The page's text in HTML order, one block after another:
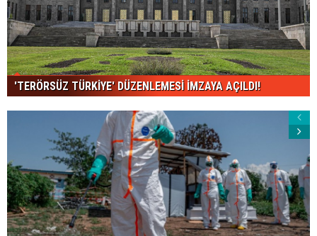
'TERÖRSÜZ TÜRKİYE' DÜZENLEMESİ İMZAYA AÇILDI!